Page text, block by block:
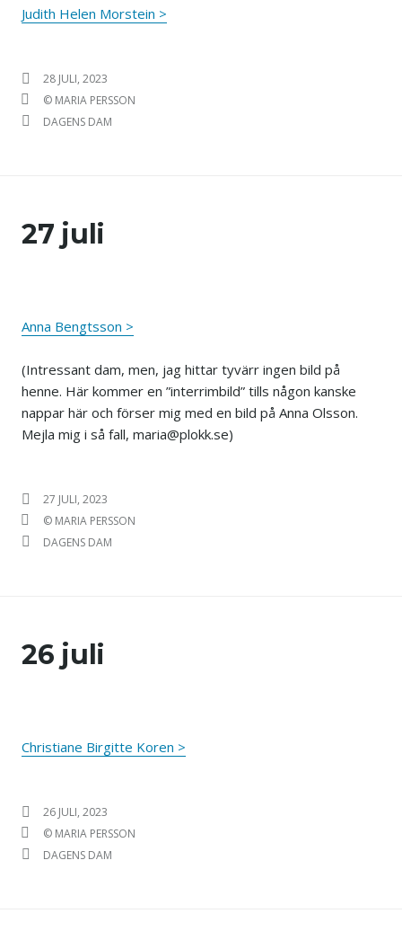
Judith Helen Morstein >
PUBLICERAT DEN
28 JULI, 2023
FÖRFATTARE
© MARIA PERSSON
KATEGORIER
DAGENS DAM
27 juli
Anna Bengtsson >
(Intressant dam, men, jag hittar tyvärr ingen bild på
henne. Här kommer en ”interrimbild” tills någon kanske
nappar här och förser mig med en bild på Anna Olsson.
Mejla mig i så fall, maria@plokk.se)
PUBLICERAT DEN
27 JULI, 2023
FÖRFATTARE
© MARIA PERSSON
KATEGORIER
DAGENS DAM
26 juli
Christiane Birgitte Koren >
PUBLICERAT DEN
26 JULI, 2023
FÖRFATTARE
© MARIA PERSSON
KATEGORIER
DAGENS DAM